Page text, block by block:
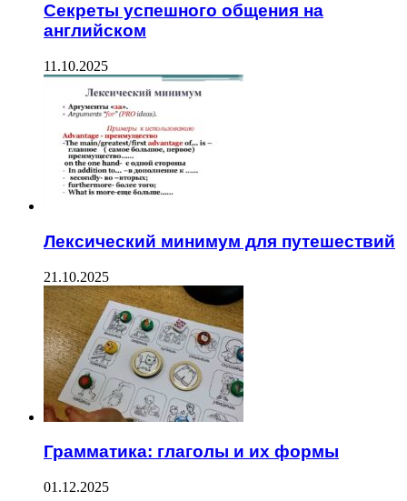
Секреты успешного общения на
английском
11.10.2025
Лексический минимум для путешествий
21.10.2025
Грамматика: глаголы и их формы
01.12.2025